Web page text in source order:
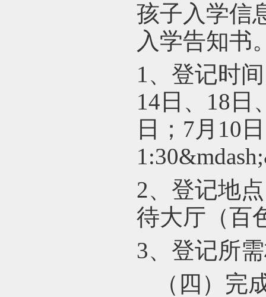
孩子入学信
入学告知书
1、登记时
14日、18日
日；7月10
1:30
2、登记地
待大厅（百
3、登记所
（四）完